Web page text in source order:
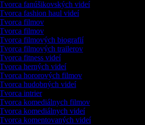
fanúšikovských videí
fashion haul videí
filmov
filmov
filmových biografií
filmových trailerov
fitness videí
herných videí
hororových filmov
hudobných videí
intrier
komediálnych filmov
komediálnych videí
komentovaných videí